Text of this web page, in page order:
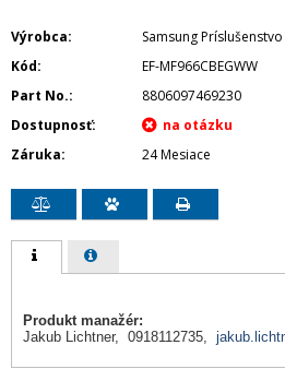
Výrobca
Samsung Príslušenstvo
Kód
EF-MF966CBEGWW
Part No.
8806097469230
Dostupnosť
Záruka
24 Mesiace
Produkt manažér:
Jakub Lichtner, 0918112735,